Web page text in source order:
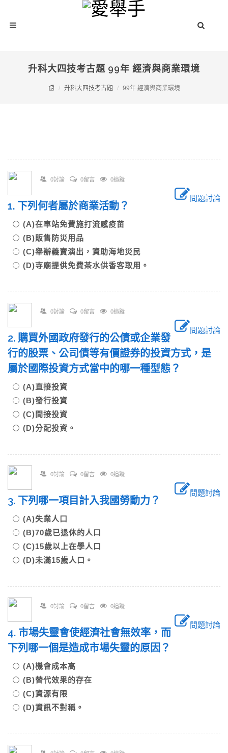
升科大四技考古題 99年 經濟與商業環境
升科大四技考古題 99年 經濟與商業環境
0討論 0留言 0追蹤
問題討論
1. 下列何者屬於商業活動？
(A)在車站免費施打流感疫苗
(B)販售防災用品
(C)舉辦義賣演出，資助海地災民
(D)寺廟提供免費茶水供香客取用。
0討論 0留言 0追蹤
問題討論
2. 購買外國政府發行的公債或企業發
行的股票、公司債等有價證券的投資方式，是
屬於國際投資方式當中的哪一種型態？
(A)直接投資
(B)發行投資
(C)間接投資
(D)分配投資。
0討論 0留言 0追蹤
問題討論
3. 下列哪一項目計入我國勞動力？
(A)失業人口
(B)70歲已退休的人口
(C)15歲以上在學人口
(D)未滿15歲人口。
0討論 0留言 0追蹤
問題討論
4. 市場失靈會使經濟社會無效率，而
下列哪一個是造成市場失靈的原因？
(A)機會成本高
(B)替代效果的存在
(C)資源有限
(D)資訊不對稱。